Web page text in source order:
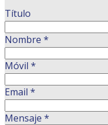
Título
Nombre *
Móvil *
Email *
Mensaje *